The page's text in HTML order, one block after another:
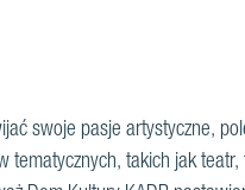
swoje pasje artystyczne,
tematycznych, takich jak